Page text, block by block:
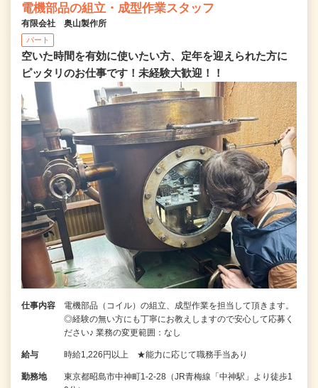
電機部品の組立・成型作業スタッフ
有限会社 奥山製作所
パート
空いた時間を有効に使いたい方、定年を迎えられた方に
ピッタリのお仕事です！未経験大歓迎！！
仕事内容
電機部品（コイル）の組立、成型作業を担当して頂きます。
◎経験の無い方にも丁寧にお教えしますので安心して応募く
ださい♪ 業務の変更範囲：なし
給与 時給1,226円以上 ★能力に応じて職務手当あり
勤務地
東京都昭島市中神町1-2-28（JR青梅線「中神駅」より徒歩1